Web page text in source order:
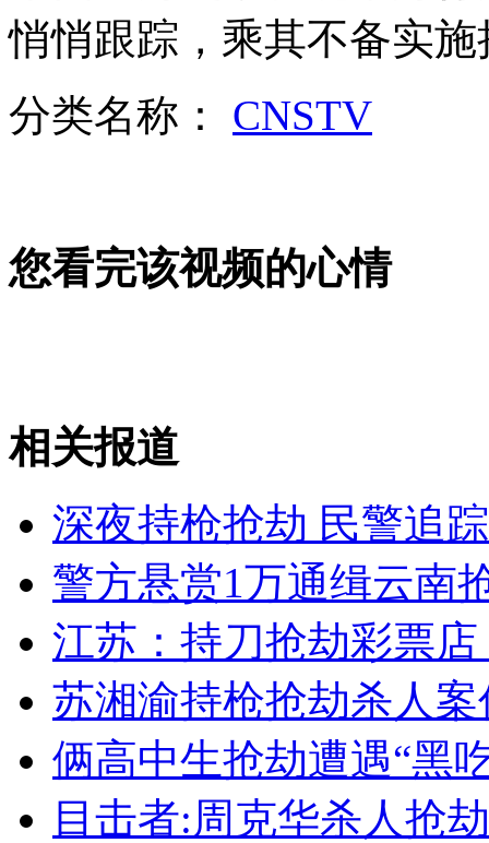
无痛分娩是否安全 医生回应
安徽一实载49人客车翻车
走！跟着总书记去植树
消防员救轻生者 花炮节热闹非凡 减压"枕头大战"
悄悄跟踪，乘其不备实施
分类名称： CNSTV
您看完该视频的心情
相关报道
深夜持枪抢劫 民警追
警方悬赏1万通缉云南
江苏：持刀抢劫彩票
苏湘渝持枪抢劫杀人
俩高中生抢劫遭遇“黑
目击者:周克华杀人抢